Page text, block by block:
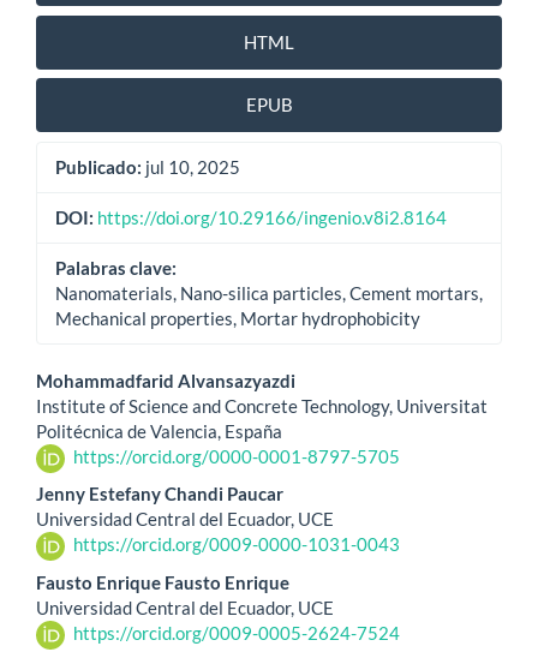
HTML
EPUB
Publicado: jul 10, 2025
DOI: https://doi.org/10.29166/ingenio.v8i2.8164
Palabras clave:
Nanomaterials, Nano-silica particles, Cement mortars,
Mechanical properties, Mortar hydrophobicity
Contenido
principal
del
artículo
Mohammadfarid Alvansazyazdi
Institute of Science and Concrete Technology, Universitat
Politécnica de Valencia, España
https://orcid.org/0000-0001-8797-5705
Jenny Estefany Chandi Paucar
Universidad Central del Ecuador, UCE
https://orcid.org/0009-0000-1031-0043
Fausto Enrique Fausto Enrique
Universidad Central del Ecuador, UCE
https://orcid.org/0009-0005-2624-7524